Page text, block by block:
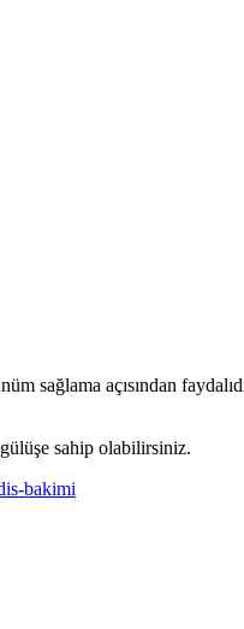
sağlama açısından
sahip olabilirsiniz.
bakimi